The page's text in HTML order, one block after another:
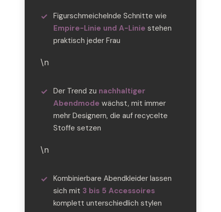
Figurschmeichelnde Schnitte wie
Empire-Linie und A-Linie stehen
praktisch jeder Frau
\n
Der Trend zu nachhaltiger
Abendmode wächst, mit immer
mehr Designern, die auf recycelte
Stoffe setzen
\n
Kombinierbare Abendkleider lassen
sich mit 3 bis 5 Accessoires
komplett unterschiedlich stylen